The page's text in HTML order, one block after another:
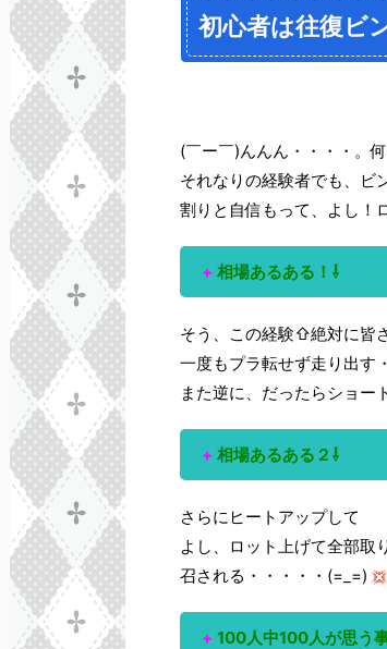
初心者は往復ビ
(￣ー￣)んんん・・・・。
それなりの経験者でも、ビ
割りと自信もって、よし！
+ 相場あるある！⇩
そう、この経験⇧絶対に皆
一度もプラ転せず走り出す
また逆に、だったらショー
+ 相場あるある２⇩
さらにヒートアップして
よし、ロット上げて全部取
召される・・・・・(=_=)
+ 100人中100人が思う